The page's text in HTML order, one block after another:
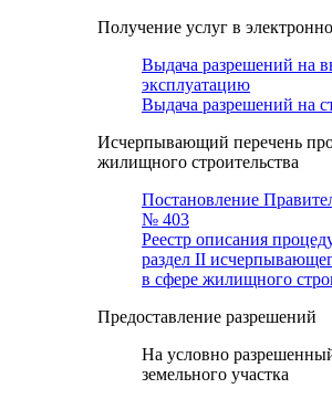
Получение услуг в
Выдача разрешений на
эксплуатацию
Выдача разрешений на
Исчерпывающий перечень
жилищного строительства
Постановление
№ 403
Реестр описания
раздел II
в сфере жилищного
Предоставление разрешений
На условно
земельного участка